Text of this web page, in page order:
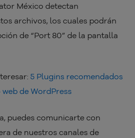
México detectan
archivos, los cuales podrán
de “Port 80” de la pantalla
5 Plugins recomendados
de WordPress
puedes comunicarte con
de nuestros canales de